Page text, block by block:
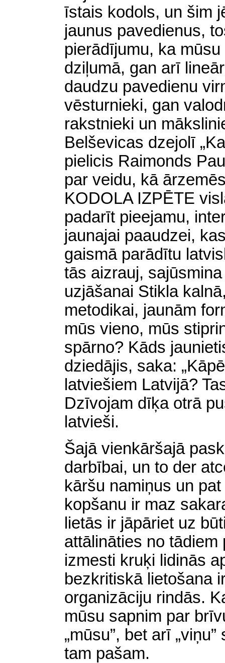
īstais kodols, un šim
jaunus pavedienus,
pierādījumu, ka
dziļumā, gan arī
daudzu pavedienu
vēsturnieki, gan
rakstnieki un
Belševicas dzejolī
pielicis Raimonds
par veidu, kā
KODOLA IZPĒTE
padarīt pieejamu,
jaunajai paaudzei,
gaismā parādītu
tās aizrauj,
uzjāšanai Stikla
metodikai, jaunām
mūs vieno, mūs
spārno? Kāds
dziedājis, saka:
latviešiem Latvijā?
Dzīvojam dīķa otrā
latvieši.
Šajā vienkāršajā
darbībai, un to der
kāršu namiņus un
kopšanu ir maz
lietās ir jāpāriet uz
attālināties no tādiem
izmesti kruķi lidinās
bezkritiskālietošana
organizāciju rindās.
mūsu sapnim par
„mūsu”, bet arī
tam pašam.